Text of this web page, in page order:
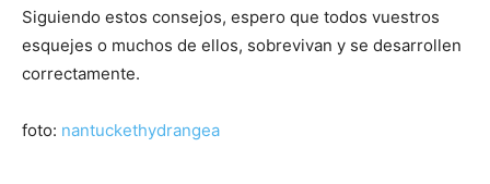
Siguiendo estos consejos, espero que todos vuestros
esquejes o muchos de ellos, sobrevivan y se desarrollen
correctamente.
foto: nantuckethydrangea